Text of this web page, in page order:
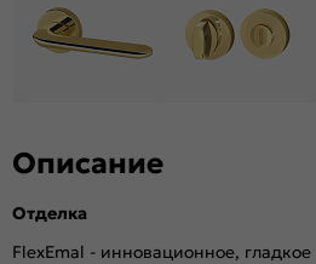
Возможность покраски:
Для влажных помещений:
Уровень шумоизоляции:
Фрезеровка под петли:
Износостойкость:
Описание
Отделка
FlexEmal - инновационное,